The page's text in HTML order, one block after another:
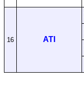
16 ATI